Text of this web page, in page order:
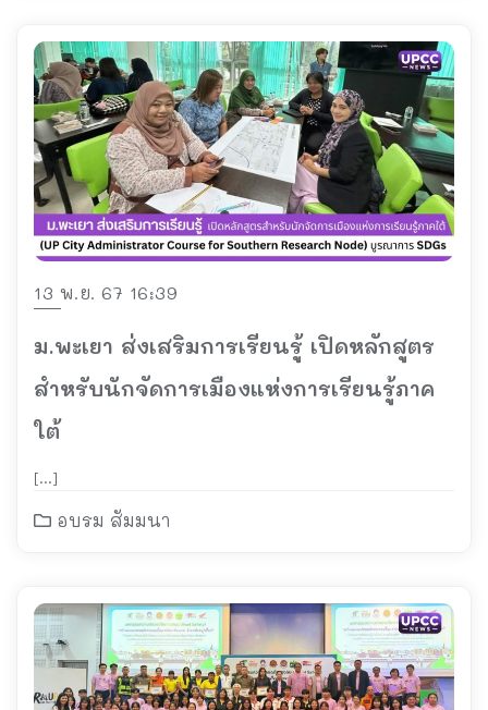
13 พ.ย. 67 16:39
ม.พะเยา ส่งเสริมการเรียนรู้ เปิดหลักสูตร
สำหรับนักจัดการเมืองแห่งการเรียนรู้ภาค
ใต้
[…]
อบรม สัมมนา